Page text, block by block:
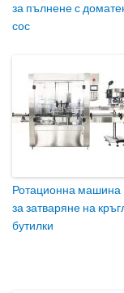
за пълнене с
сос
Ротационна машина
за затваряне на
бутилки